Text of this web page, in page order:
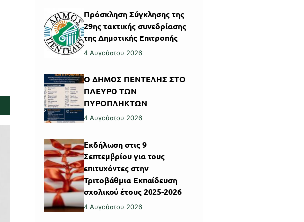
Πρόσκληση Σύγκλησης της
29ης τακτικής συνεδρίασης
της Δημοτικής Επιτροπής
4 Αυγούστου 2026
Ο ΔΗΜΟΣ ΠΕΝΤΕΛΗΣ ΣΤΟ
ΠΛΕΥΡΟ ΤΩΝ
ΠΥΡΟΠΛΗΚΤΩΝ
4 Αυγούστου 2026
Εκδήλωση στις 9
Σεπτεμβρίου για τους
επιτυχόντες στην
Τριτοβάθμια Εκπαίδευση
σχολικού έτους 2025-2026
4 Αυγούστου 2026